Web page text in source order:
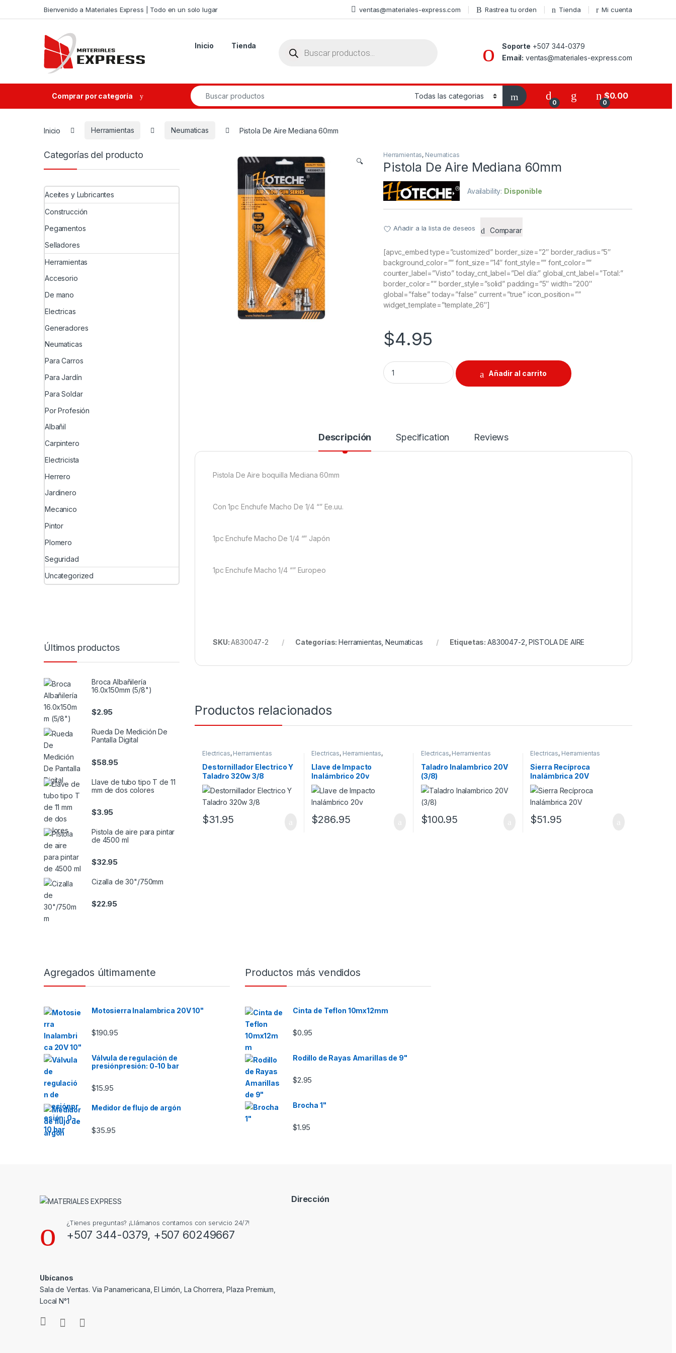
Bienvenido a Materiales Express | Todo en un solo lugar ventas@materiales-express.com Rastrea tu orden Tienda Mi cuenta
Inicio Tienda Soporte +507 344-0379
Email: ventas@materiales-express.com
Comprar por categoría
Search for:
0 0
$0.00
Inicio Herramientas Neumaticas Pistola De Aire Mediana 60mm
🔍
Herramientas, Neumaticas
Pistola De Aire Mediana 60mm
Availability: Disponible
Añadir a la lista de deseos Comparar
[apvc_embed type=”customized” border_size=”2″ border_radius=”5″
background_color=”” font_size=”14″ font_style=”” font_color=””
counter_label=”Visto” today_cnt_label=”Del día:” global_cnt_label=”Total:”
border_color=”” border_style=”solid” padding=”5″ width=”200″
global=”false” today=”false” current=”true” icon_position=””
widget_template=”template_26″]
$4.95
Pistola De Aire Mediana 60mm quantity
Añadir al carrito
Descripción Specification Reviews
Pistola De Aire boquilla Mediana 60mm
Con 1pc Enchufe Macho De 1/4 “” Ee.uu.
1pc Enchufe Macho De 1/4 “” Japón
1pc Enchufe Macho 1/4 “” Europeo
SKU:A830047-2 Categorías:Herramientas ,Neumaticas Etiquetas: A830047-2 ,PISTOLA DE AIRE
Productos relacionados
Electricas, Herramientas
Destornillador Electrico Y
Taladro 320w 3/8
$31.95
Electricas, Herramientas,
Llave de Impacto
Inalámbrico 20v
$286.95
Electricas, Herramientas
Taladro Inalambrico 20V
(3/8)
$100.95
Electricas, Herramientas
Sierra Recíproca
Inalámbrica 20V
$51.95
Categorías del producto
Aceites y Lubricantes
Construcción
Pegamentos
Selladores
Herramientas
Accesorio
De mano
Electricas
Generadores
Neumaticas
Para Carros
Para Jardín
Para Soldar
Por Profesión
Albañil
Carpintero
Electricista
Herrero
Jardinero
Mecanico
Pintor
Plomero
Seguridad
Uncategorized
Últimos productos
Broca Albañilería
16.0x150mm (5/8")
$2.95
Rueda De Medición De
Pantalla Digital
$58.95
Llave de tubo tipo T de 11
mm de dos colores
$3.95
Pistola de aire para pintar
de 4500 ml
$32.95
Cizalla de 30"/750mm
$22.95
Agregados últimamente
Motosierra Inalambrica 20V 10"
$190.95
Válvula de regulación de
presiónpresión: 0-10 bar
$15.95
Medidor de flujo de argón
$35.95
Productos más vendidos
Cinta de Teflon 10mx12mm
$0.95
Rodillo de Rayas Amarillas de 9"
$2.95
Brocha 1"
$1.95
¿Tienes preguntas? ¡Llámanos contamos con servicio 24/7!
+507 344-0379, +507 60249667
Ubícanos
Sala de Ventas. Via Panamericana, El Limón, La Chorrera, Plaza Premium,
Local N°1
Dirección